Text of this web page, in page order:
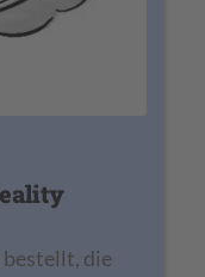
bestellt, die